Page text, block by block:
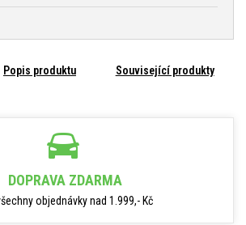
Popis produktu Související produkty
DOPRAVA ZDARMA
objednávky nad 1.999,- Kč